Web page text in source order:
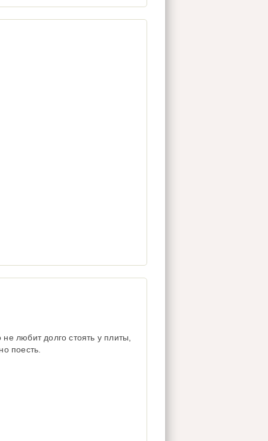
любит долго стоять у плиты,
поесть.